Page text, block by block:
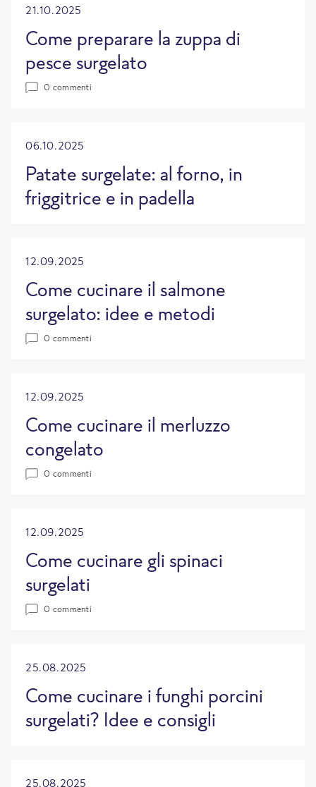
21.10.2025
Come preparare la zuppa di
pesce surgelato
0 commenti
06.10.2025
Patate surgelate: al forno, in
friggitrice e in padella
12.09.2025
Come cucinare il salmone
surgelato: idee e metodi
0 commenti
12.09.2025
Come cucinare il merluzzo
congelato
0 commenti
12.09.2025
Come cucinare gli spinaci
surgelati
0 commenti
25.08.2025
Come cucinare i funghi porcini
surgelati? Idee e consigli
25.08.2025